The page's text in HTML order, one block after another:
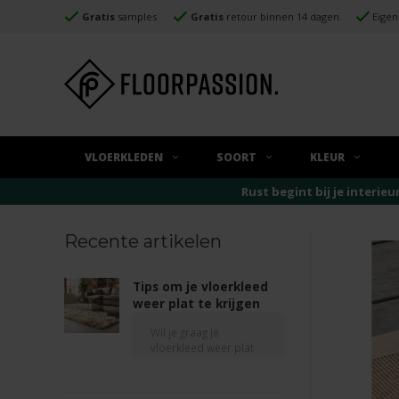
Gratis samples Gratis retour binnen 14 dagen.
VLOERKLEDEN SOORT KLEUR
Rust begint bij je
Recente artikelen
Tips om je vloerkleed
weer plat te krijgen